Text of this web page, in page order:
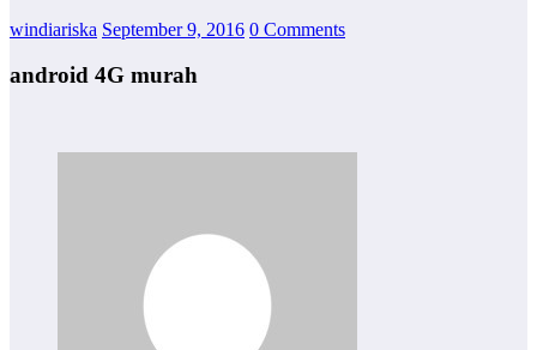
windiariska September 9, 2016 0 Comments
android 4G murah